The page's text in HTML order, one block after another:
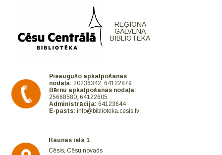
REĢIONA
GALVENĀ
BIBLIOTĒKA
Pieaugušo apkalpošanas
nodaļa: 20236342, 64122879
Bērnu apkalpošanas nodaļa:
25668580, 64122605
Administrācija: 64123644
E-pasts: info@biblioteka.cesis.lv
Raunas iela 1
Cēsis, Cēsu novads